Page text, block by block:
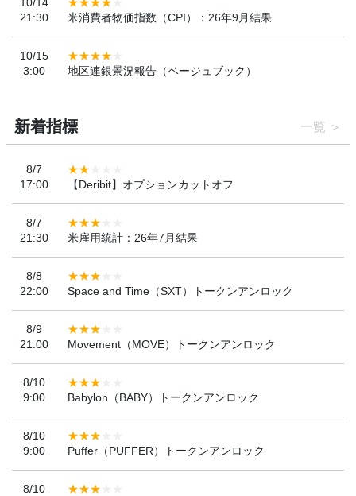
21:30
米消費者物価指数（CPI）：26年9月結果
10/15
3:00
地区連銀景況報告（ベージュブック）
新着指標 一覧
8/7
17:00
【Deribit】オプションカットオフ
8/7
21:30
米雇用統計：26年7月結果
8/8
22:00
Space and Time（SXT）トークンアンロック
8/9
21:00
Movement（MOVE）トークンアンロック
8/10
9:00
Babylon（BABY）トークンアンロック
8/10
9:00
Puffer（PUFFER）トークンアンロック
8/10